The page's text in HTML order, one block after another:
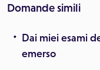
Domande simili
Dai miei esami
emerso